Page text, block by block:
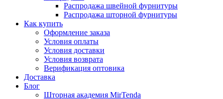
Распродажа швейной фурнитуры
Распродажа шторной фурнитуры
Как купить
Оформление заказа
Условия оплаты
Условия доставки
Условия возврата
Верификация оптовика
Доставка
Блог
Шторная академия MirTenda